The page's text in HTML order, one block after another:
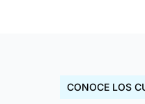
CONOCE LOS